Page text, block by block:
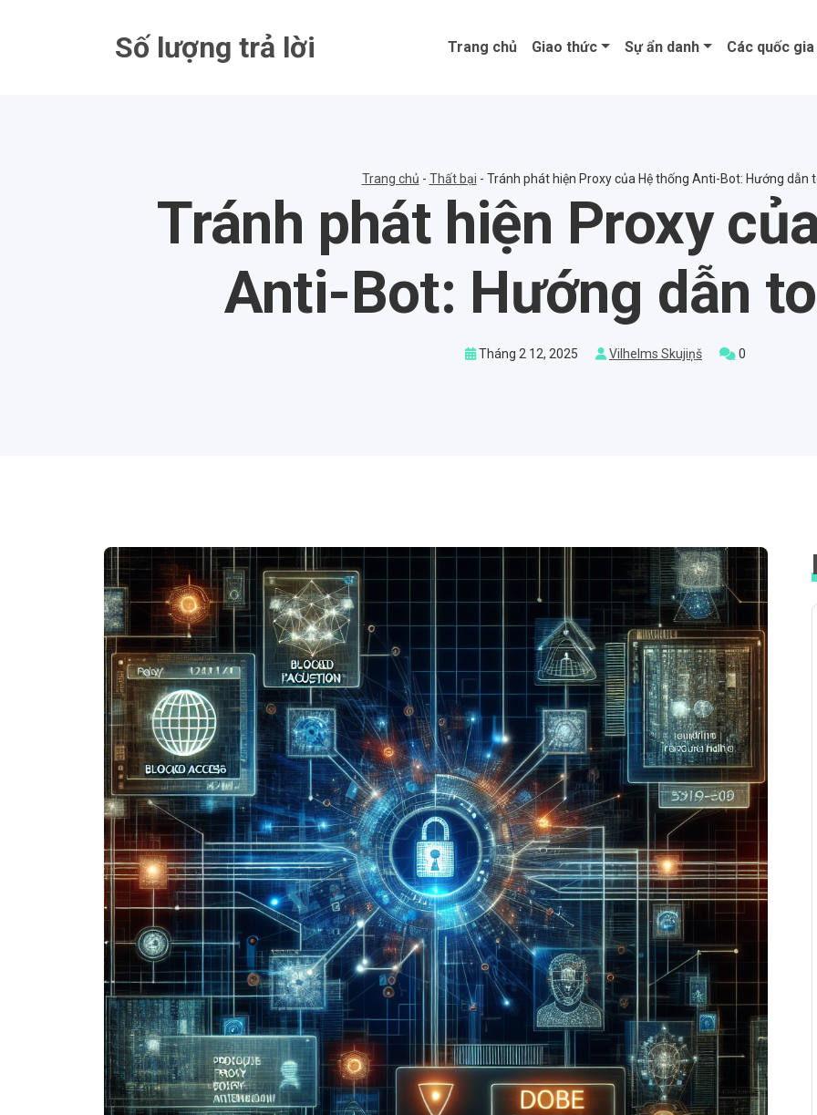
Số lượng trả lời Trang chủ Giao thức Sự ẩn danh Các quốc gia
Trang chủ - Thất bại - Tránh phát hiện Proxy của Hệ thống Anti-Bot: Hướng dẫn
Tránh phát hiện Proxy
Anti-Bot: Hướng dẫn
Tháng 2 12, 2025 Vilhelms Skujiņš 0